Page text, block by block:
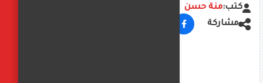
كتب:منة حسن
مشاركة